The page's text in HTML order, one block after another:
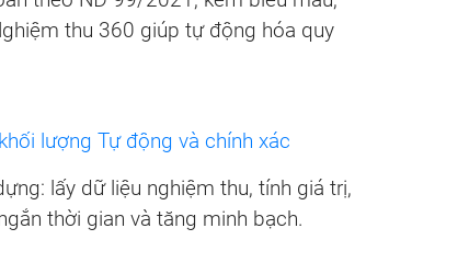
thu 360 giúp tự động hóa quy
lượng Tự động và chính xác
lấy dữ liệu nghiệm thu, tính giá trị,
thời gian và tăng minh bạch.